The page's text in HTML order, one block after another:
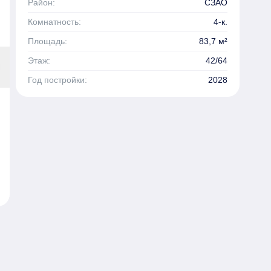
Район:
СЗАО
Комнатность:
4-к.
Площадь:
83,7 м²
Этаж:
42/64
Год постройки:
2028